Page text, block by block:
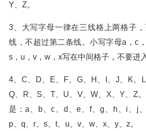
Y、Z。
3、大写字母一律在三线格上两格子
线，不超过第二条线。小写字母a，c
s，u，v，w，x写在中间格子，不要进
4、C、D、E、F、G、H、I、J、K、L
Q、R、S、T、U、V、W、X、Y、Z
是：a、b、c、d、e、f、g、h、i、j
p、q、r、s、t、u、v、w、x、y、z。